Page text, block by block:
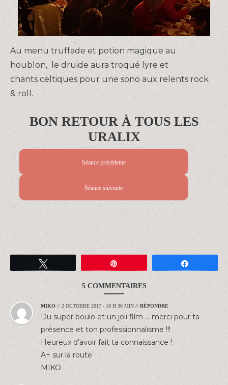
Au menu truffade et potion magique au
houblon, le druide aura troqué lyre et
chants celtiques pour une sono aux relents rock
& roll.
BON RETOUR À TOUS LES
URALIX
Séance précédente
Séance suivante
5 COMMENTAIRES
MIKO // 2 OCTOBRE 2017 - 18 H 36 MIN // RÉPONDRE
Du super boulo et un joli film … merci pour ta
présence et ton professionnalisme !!!
Heureux d’avoir fait ta connaissance !
A+ sur la route
MIKO